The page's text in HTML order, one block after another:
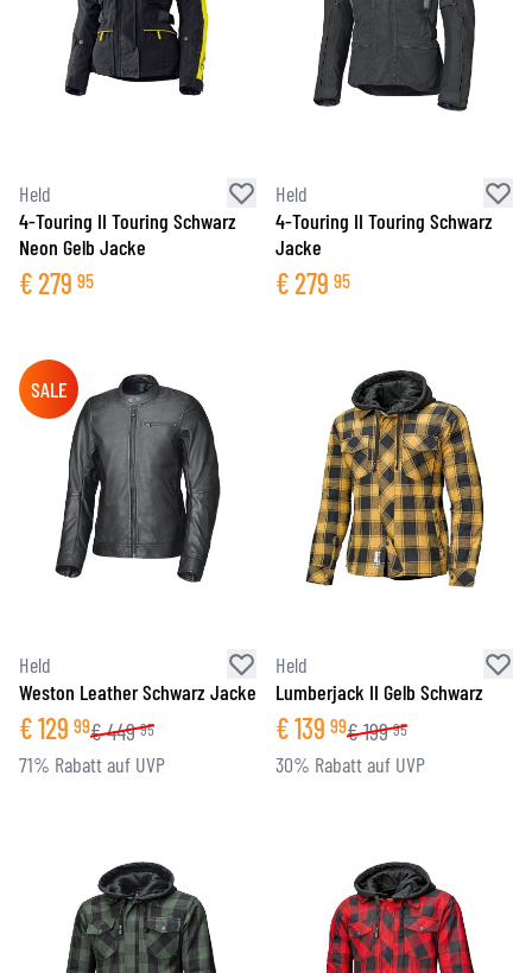
Held
4-Touring II Touring Schwarz
Neon Gelb Jacke
€279 95
Held
4-Touring II Touring Schwarz
Jacke
€279 95
SALE
Held
Weston Leather Schwarz Jacke
€129 99€449 95
71% Rabatt auf UVP
Held
Lumberjack II Gelb Schwarz
€139 99€199 95
30% Rabatt auf UVP